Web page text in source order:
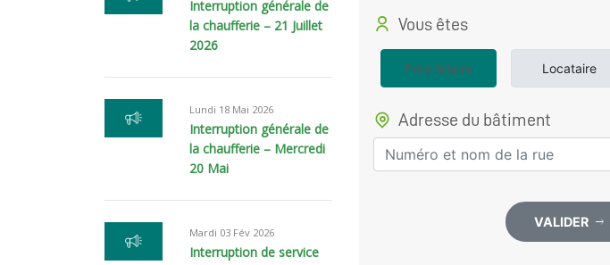
Interruption générale de
la chaufferie – 21 Juillet
2026
Lundi 18 Mai 2026
Interruption générale de
la chaufferie – Mercredi
20 Mai
Mardi 03 Fév 2026
Interruption de service
Vous êtes
Propriétaire Locataire
Adresse du bâtiment
VALIDER